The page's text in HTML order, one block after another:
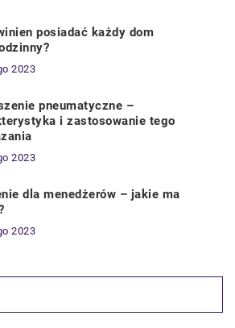
posiadać każdy dom
2023
pneumatyczne –
i zastosowanie tego
2023
dla menedżerów – jakie ma
2023